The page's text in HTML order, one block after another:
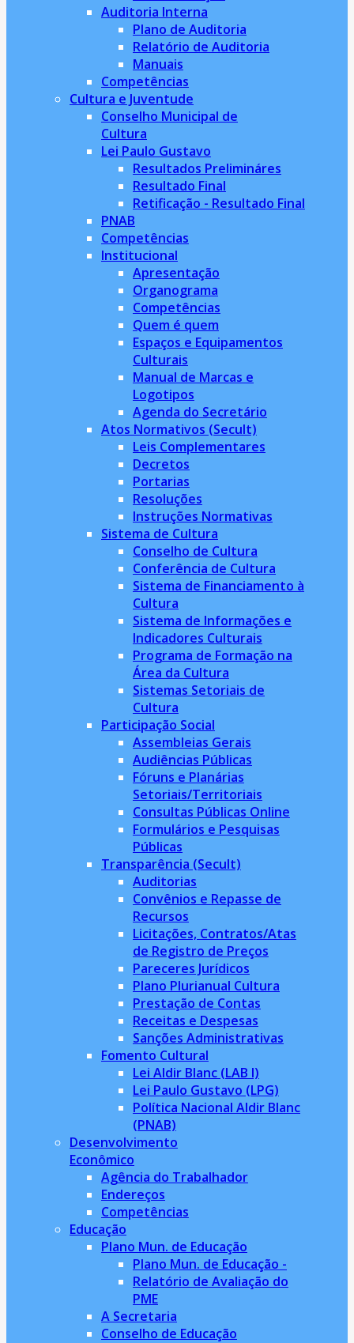
Auditoria Interna
Plano de Auditoria
Relatório de Auditoria
Manuais
Competências
Cultura e Juventude
Conselho Municipal de
Cultura
Lei Paulo Gustavo
Resultados Prelimináres
Resultado Final
Retificação - Resultado Final
PNAB
Competências
Institucional
Apresentação
Organograma
Competências
Quem é quem
Espaços e Equipamentos
Culturais
Manual de Marcas e
Logotipos
Agenda do Secretário
Atos Normativos (Secult)
Leis Complementares
Decretos
Portarias
Resoluções
Instruções Normativas
Sistema de Cultura
Conselho de Cultura
Conferência de Cultura
Sistema de Financiamento à
Cultura
Sistema de Informações e
Indicadores Culturais
Programa de Formação na
Área da Cultura
Sistemas Setoriais de
Cultura
Participação Social
Assembleias Gerais
Audiências Públicas
Fóruns e Planárias
Setoriais/Territoriais
Consultas Públicas Online
Formulários e Pesquisas
Públicas
Transparência (Secult)
Auditorias
Convênios e Repasse de
Recursos
Licitações, Contratos/Atas
de Registro de Preços
Pareceres Jurídicos
Plano Plurianual Cultura
Prestação de Contas
Receitas e Despesas
Sanções Administrativas
Fomento Cultural
Lei Aldir Blanc (LAB I)
Lei Paulo Gustavo (LPG)
Política Nacional Aldir Blanc
(PNAB)
Desenvolvimento
Econômico
Agência do Trabalhador
Endereços
Competências
Educação
Plano Mun. de Educação
Plano Mun. de Educação -
Relatório de Avaliação do
PME
A Secretaria
Conselho de Educação